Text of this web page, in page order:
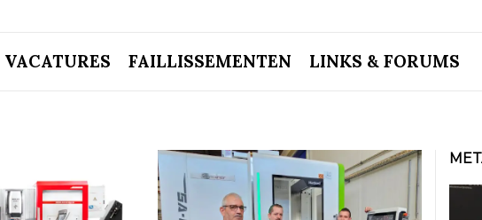
VACATURES FAILLISSEMENTEN LINKS & FORUMS